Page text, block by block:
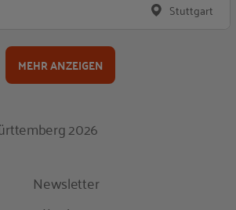
Stuttgart
MEHR ANZEIGEN
2026
Newsletter